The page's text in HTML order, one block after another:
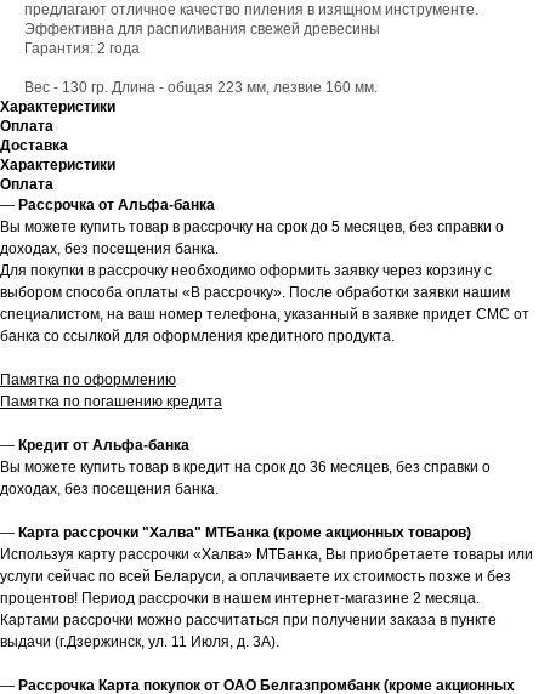
предлагают отличное качество пиления в изящном инструменте.
Эффективна для распиливания свежей древесины
Гарантия: 2 года
Вес - 130 гр. Длина - общая 223 мм, лезвие 160 мм.
Характеристики
Оплата
Доставка
Характеристики
Оплата
— Рассрочка от Альфа-банка
Вы можете купить товар в рассрочку на срок до 5 месяцев, без справки о
доходах, без посещения банка.
Для покупки в рассрочку необходимо оформить заявку через корзину с
выбором способа оплаты «В рассрочку». После обработки заявки нашим
специалистом, на ваш номер телефона, указанный в заявке придет СМС от
банка со ссылкой для оформления кредитного продукта.
Памятка по оформлению
Памятка по погашению кредита
— Кредит от Альфа-банка
Вы можете купить товар в кредит на срок до 36 месяцев, без справки о
доходах, без посещения банка.
— Карта рассрочки "Халва" МТБанка (кроме акционных товаров)
Используя карту рассрочки «Халва» МТБанка, Вы приобретаете товары или
услуги сейчас по всей Беларуси, а оплачиваете их стоимость позже и без
процентов! Период рассрочки в нашем интернет-магазине 2 месяца.
Картами рассрочки можно рассчитаться при получении заказа в пункте
выдачи (г.Дзержинск, ул. 11 Июля, д. 3А).
— Рассрочка Карта покупок от ОАО Белгазпромбанк (кроме акционных